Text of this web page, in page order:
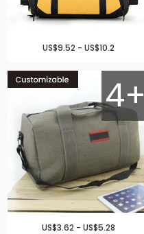
US$9.52 - US$10.2
4+
US$3.62 - US$5.28